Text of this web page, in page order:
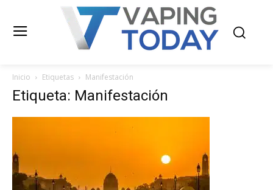
Inicio Etiquetas Manifestación
Etiqueta: Manifestación